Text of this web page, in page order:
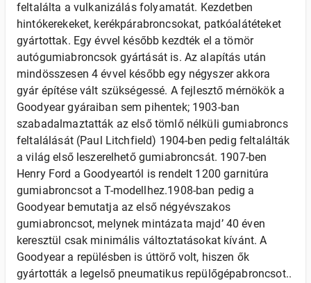
feltalálta a vulkanizálás folyamatát. Kezdetben
hintókerekeket, kerékpárabroncsokat, patkóalátéteket
gyártottak. Egy évvel később kezdték el a tömör
autógumiabroncsok gyártását is. Az alapítás után
mindösszesen 4 évvel később egy négyszer akkora
gyár építése vált szükségessé. A fejlesztő mérnökök a
Goodyear gyáraiban sem pihentek; 1903-ban
szabadalmaztatták az első tömlő nélküli gumiabroncs
feltalálását (Paul Litchfield) 1904-ben pedig feltalálták
a világ első leszerelhető gumiabroncsát. 1907-ben
Henry Ford a Goodyeartól is rendelt 1200 garnitúra
gumiabroncsot a T-modellhez.1908-ban pedig a
Goodyear bemutatja az első négyévszakos
gumiabroncsot, melynek mintázata majd’ 40 éven
keresztül csak minimális változtatásokat kívánt. A
Goodyear a repülésben is úttörő volt, hiszen ők
gyártották a legelső pneumatikus repülőgépabroncsot..